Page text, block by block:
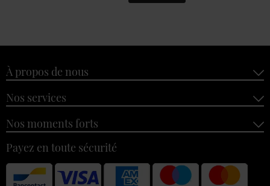
À propos de nous
Nos services
Nos moments forts
Payez en toute sécurité